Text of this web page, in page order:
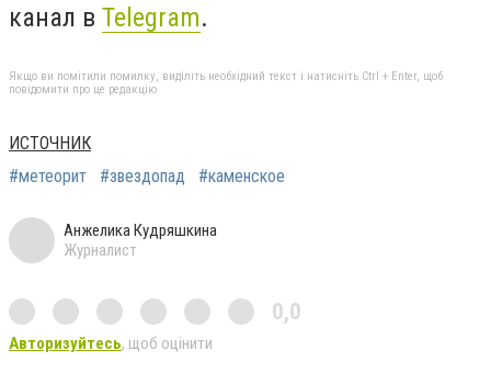
канал в Telegram.
Якщо ви помітили помилку, виділіть необхідний текст і натисніть Ctrl + Enter, щоб
повідомити про це редакцію
ИСТОЧНИК
#метеорит
#звездопад #каменское
Анжелика Кудряшкина
Журналист
0,0
Авторизуйтесь, щоб оцінити